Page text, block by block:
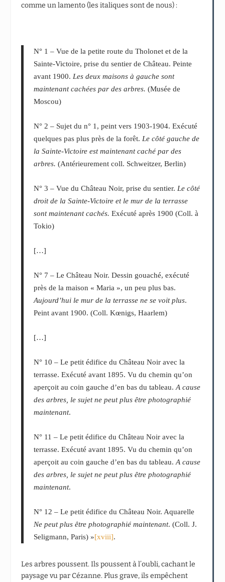
comme un lamento (les italiques sont de nous) :
N° 1 – Vue de la petite route du Tholonet et de la
Sainte-Victoire, prise du sentier de Château. Peinte
avant 1900. Les deux maisons à gauche sont
maintenant cachées par des arbres. (Musée de
Moscou)
N° 2 – Sujet du n° 1, peint vers 1903-1904. Exécuté
quelques pas plus près de la forêt. Le côté gauche de
la Sainte-Victoire est maintenant caché par des
arbres. (Antérieurement coll. Schweitzer, Berlin)
N° 3 – Vue du Château Noir, prise du sentier. Le côté
droit de la Sainte-Victoire et le mur de la terrasse
sont maintenant cachés. Exécuté après 1900 (Coll. à
Tokio)
[…]
N° 7 – Le Château Noir. Dessin gouaché, exécuté
près de la maison « Maria », un peu plus bas.
Aujourd’hui le mur de la terrasse ne se voit plus.
Peint avant 1900. (Coll. Kœnigs, Haarlem)
[…]
N° 10 – Le petit édifice du Château Noir avec la
terrasse. Exécuté avant 1895. Vu du chemin qu’on
aperçoit au coin gauche d’en bas du tableau.A cause
des arbres, le sujet ne peut plus être photographié
maintenant.
N° 11 – Le petit édifice du Château Noir avec la
terrasse. Exécuté avant 1895. Vu du chemin qu’on
aperçoit au coin gauche d’en bas du tableau.A cause
des arbres, le sujet ne peut plus être photographié
maintenant.
N° 12 – Le petit édifice du Château Noir. Aquarelle
Ne peut plus être photographié maintenant. (Coll. J.
Seligmann, Paris) »[xviii].
Les arbres poussent. Ils poussent à l’oubli, cachant le
paysage vu par Cézanne. Plus grave, ils empêchent